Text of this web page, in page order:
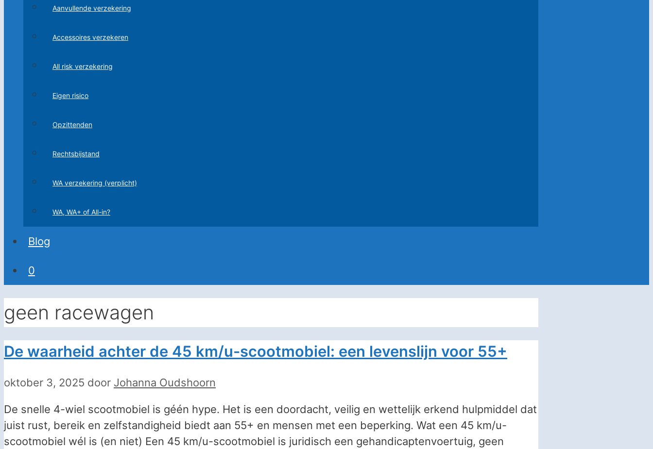
Aanvullende verzekering
Accessoires verzekeren
All risk verzekering
Eigen risico
Opzittenden
Rechtsbijstand
WA verzekering (verplicht)
WA, WA+ of All-in?
Blog
0
geen racewagen
De waarheid achter de 45 km/u-scootmobiel: een levenslijn voor 55+
oktober 3, 2025 door Johanna Oudshoorn
De snelle 4-wiel scootmobiel is géén hype. Het is een doordacht, veilig en wettelijk erkend hulpmiddel dat
juist rust, bereik en zelfstandigheid biedt aan 55+ en mensen met een beperking. Wat een 45 km/u-
scootmobiel wél is (en niet) Een 45 km/u-scootmobiel is juridisch een gehandicaptenvoertuig, geen